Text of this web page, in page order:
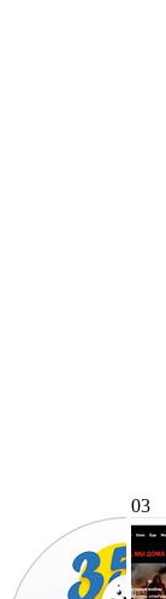
03